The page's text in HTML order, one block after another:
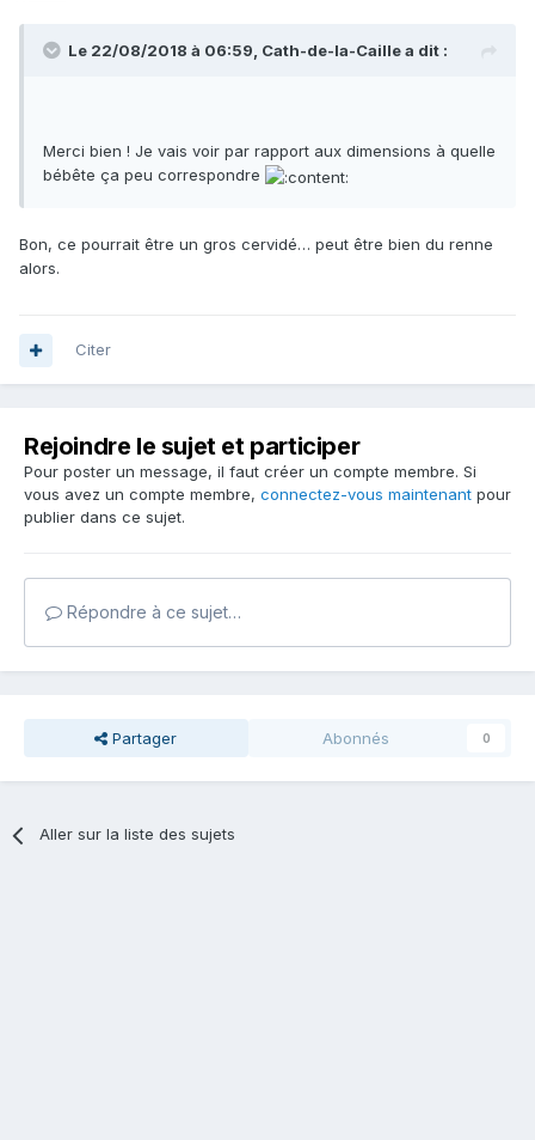
Le 22/08/2018 à 06:59, Cath-de-la-Caillea dit :
Merci bien ! Je vais voir par rapport aux dimensions à quelle
bébête ça peu correspondre
Bon, ce pourrait être un gros cervidé… peut être bien du renne
alors.
Citer
Rejoindre le sujet et participer
Pour poster un message, il faut créer un compte membre. Si
vous avez un compte membre, connectez-vous maintenant pour
publier dans ce sujet.
Répondre à ce sujet…
Partager Abonnés 0
Aller sur la liste des sujets